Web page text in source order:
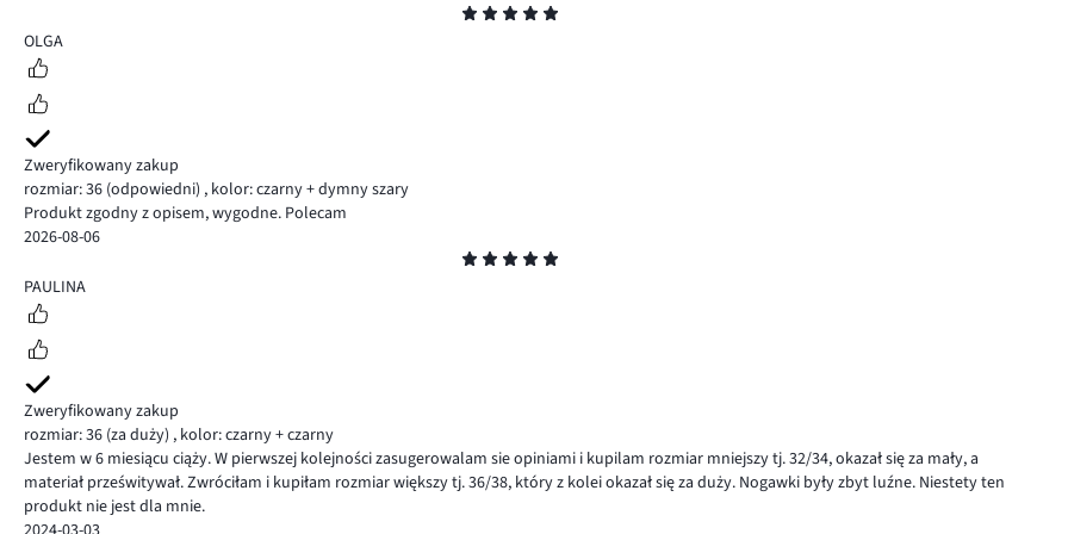
5
OLGA
Zweryfikowany zakup
rozmiar: 36 (odpowiedni) , kolor: czarny + dymny szary
Produkt zgodny z opisem, wygodne. Polecam
2026-08-06
5
PAULINA
Zweryfikowany zakup
rozmiar: 36 (za duży) , kolor: czarny + czarny
Jestem w 6 miesiącu ciąży. W pierwszej kolejności zasugerowalam sie opiniami i kupilam rozmiar mniejszy tj. 32/34, okazał się za mały, a
materiał prześwitywał. Zwróciłam i kupiłam rozmiar większy tj. 36/38, który z kolei okazał się za duży. Nogawki były zbyt luźne. Niestety ten
produkt nie jest dla mnie.